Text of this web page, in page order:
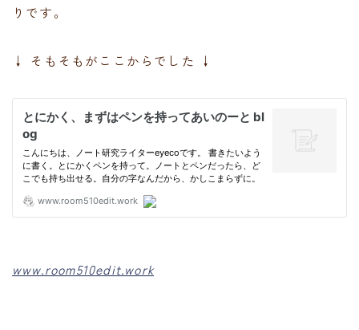
りです。
↓ そもそもがここからでした ↓
www.room510edit.work